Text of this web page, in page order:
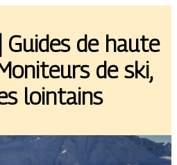
Guides de haute
de ski,
lointains